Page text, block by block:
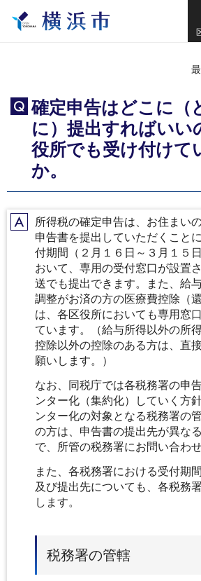
Q
確定申告はどこに（
に）提出すればいい
役所でも受け付けて
か。
A所得税の確定申告は、お住まい
申告書を提出していただくこと
付期間（２月１６日～３月１５
おいて、専用の受付窓口が設置
送でも提出できます。また、給
調整がお済の方の医療費控除（
は、各区役所においても専用窓
ています。（給与所得以外の所
控除以外の控除のある方は、直
願いします。）
なお、同税庁では各税務署の申
ンター化（集約化）していく方
ンター化の対象となる税務署の
の方は、申告書の提出先が異な
で、所管の税務署にお問い合わ
また、各税務署における受付期
及び提出先についても、各税務
します。
税務署の管轄